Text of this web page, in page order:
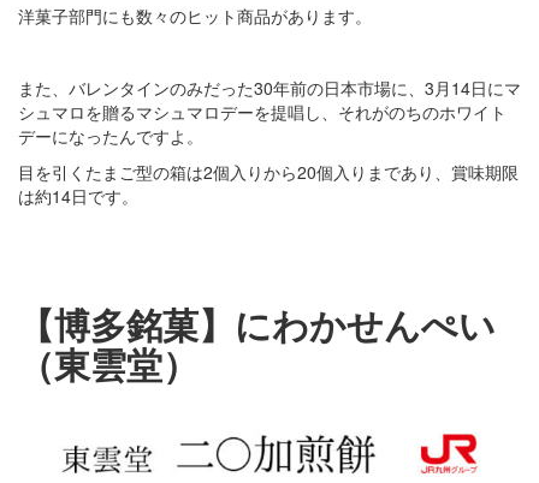
洋菓子部門にも数々のヒット商品があります。
また、バレンタインのみだった30年前の日本市場に、3月14日にマ
シュマロを贈るマシュマロデーを提唱し、それがのちのホワイト
デーになったんですよ。
目を引くたまご型の箱は2個入りから20個入りまであり、賞味期限
は約14日です。
【博多銘菓】にわかせんぺい
（東雲堂）